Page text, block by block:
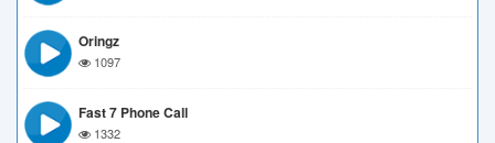
Oringz
1097
Fast 7 Phone Call
1332